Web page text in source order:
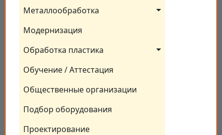
Металлообработка
Модернизация
Обработка пластика
Обучение / Аттестация
Общественные организации
Подбор оборудования
Проектирование